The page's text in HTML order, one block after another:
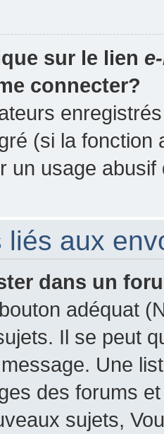
sur le lien
connecter?
(si la fonction
un usage
liés aux
dans un
adéquat
Il se peut
Une
des forums
sujets,